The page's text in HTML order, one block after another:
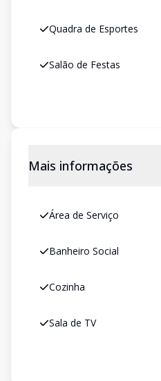
Quadra de Esportes
Salão de Festas
Mais informações
Área de Serviço
Banheiro Social
Cozinha
Sala de TV